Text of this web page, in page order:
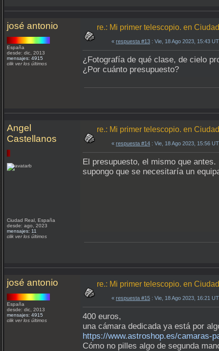
josé antonio
España
desde: dic, 2013
mensajes: 4915
clik ver los últimos
re.: Mi primer telescopio. en
« respuesta #13 : Vie, 18 Ago 2023, 15:43
¿Fotografía de qué clase, de cielo
¿Por cuánto presupuesto?
Angel
Castellanos
Ciudad Real, España
desde: ago, 2023
mensajes: 11
clik ver los últimos
re.: Mi primer telescopio. en
« respuesta #14 : Vie, 18 Ago 2023, 15:56
El presupuesto, el mismo que
supongo que se necesitaría un
josé antonio
España
desde: dic, 2013
mensajes: 4915
clik ver los últimos
re.: Mi primer telescopio. en
« respuesta #15 : Vie, 18 Ago 2023, 16:21
400 euros,
una cámara dedicada ya está por
https://www.astroshop.es/camaras-
Cómo no pilles algo de segunda